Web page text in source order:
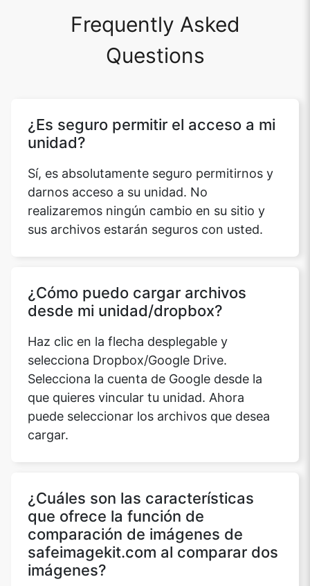
Frequently Asked
Questions
¿Es seguro permitir el acceso a mi
unidad?
Sí, es absolutamente seguro permitirnos y
darnos acceso a su unidad. No
realizaremos ningún cambio en su sitio y
sus archivos estarán seguros con usted.
¿Cómo puedo cargar archivos
desde mi unidad/dropbox?
Haz clic en la flecha desplegable y
selecciona Dropbox/Google Drive.
Selecciona la cuenta de Google desde la
que quieres vincular tu unidad. Ahora
puede seleccionar los archivos que desea
cargar.
¿Cuáles son las características
que ofrece la función de
comparación de imágenes de
safeimagekit.com al comparar dos
imágenes?